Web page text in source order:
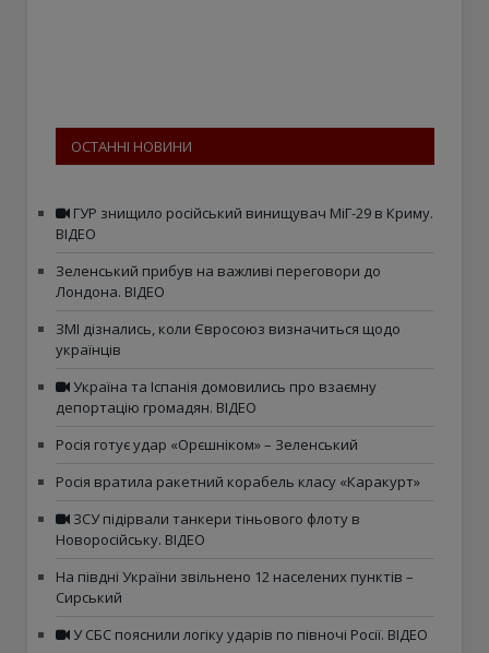
ОСТАННІ НОВИНИ
ГУР знищило російський винищувач МіГ-29 в Криму.
ВІДЕО
Зеленський прибув на важливі переговори до
Лондона. ВІДЕО
ЗМІ дізнались, коли Євросоюз визначиться щодо
українців
Україна та Іспанія домовились про взаємну
депортацію громадян. ВІДЕО
Росія готує удар «Орєшніком» – Зеленський
Росія вратила ракетний корабель класу «Каракурт»
ЗСУ підірвали танкери тіньового флоту в
Новоросійську. ВІДЕО
На півдні України звільнено 12 населених пунктів –
Сирський
У СБС пояснили логіку ударів по півночі Росії. ВІДЕО